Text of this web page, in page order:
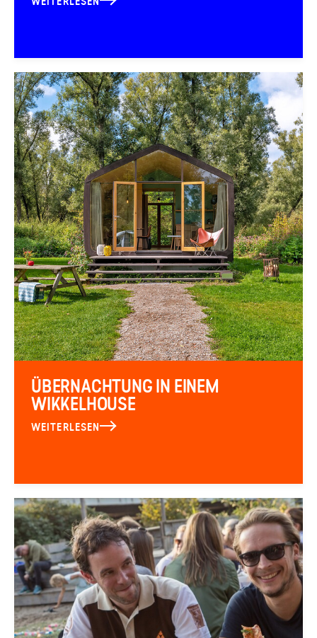
ÜBERNACHTUNG IN EINEM
WIKKELHOUSE
WEITERLESEN